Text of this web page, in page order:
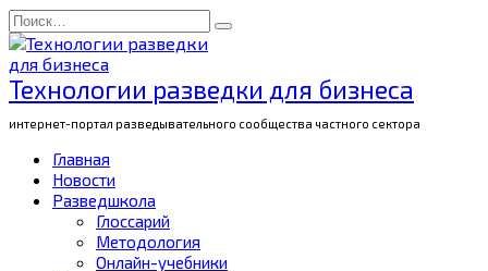
Перейти
к
содержанию
Search
for:
Технологии разведки для бизнеса
интернет-портал разведывательного сообщества частного сектора
Главная
Новости
Разведшкола
Глоссарий
Методология
Онлайн-учебники